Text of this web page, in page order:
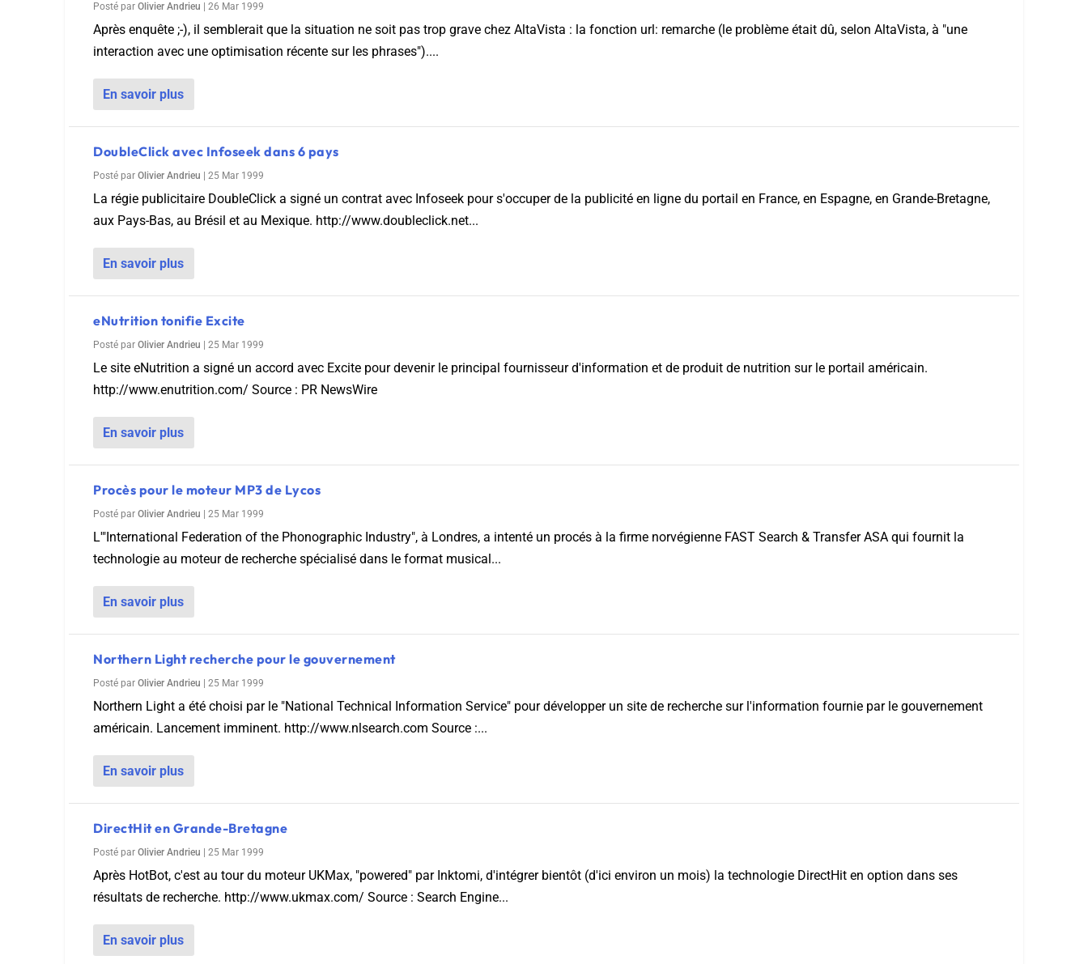
Posté par Olivier Andrieu 26 Mar 1999
Après enquête ;-), il semblerait que la situation ne soit pas trop grave chez AltaVista : la fonction url: remarche (le problème était dû, selon AltaVista, à "une
interaction avec une optimisation récente sur les phrases")....
En savoir plus
DoubleClick avec Infoseek dans 6 pays
Posté par Olivier Andrieu 25 Mar 1999
La régie publicitaire DoubleClick a signé un contrat avec Infoseek pour s'occuper de la publicité en ligne du portail en France, en Espagne, en Grande-Bretagne,
aux Pays-Bas, au Brésil et au Mexique. http://www.doubleclick.net...
En savoir plus
eNutrition tonifie Excite
Posté par Olivier Andrieu 25 Mar 1999
Le site eNutrition a signé un accord avec Excite pour devenir le principal fournisseur d'information et de produit de nutrition sur le portail américain.
http://www.enutrition.com/ Source : PR NewsWire
En savoir plus
Procès pour le moteur MP3 de Lycos
Posté par Olivier Andrieu 25 Mar 1999
L'"International Federation of the Phonographic Industry", à Londres, a intenté un procés à la firme norvégienne FAST Search & Transfer ASA qui fournit la
technologie au moteur de recherche spécialisé dans le format musical...
En savoir plus
Northern Light recherche pour le gouvernement
Posté par Olivier Andrieu 25 Mar 1999
Northern Light a été choisi par le "National Technical Information Service" pour développer un site de recherche sur l'information fournie par le gouvernement
américain. Lancement imminent. http://www.nlsearch.com Source :...
En savoir plus
DirectHit en Grande-Bretagne
Posté par Olivier Andrieu 25 Mar 1999
Après HotBot, c'est au tour du moteur UKMax, "powered" par Inktomi, d'intégrer bientôt (d'ici environ un mois) la technologie DirectHit en option dans ses
résultats de recherche. http://www.ukmax.com/ Source : Search Engine...
En savoir plus